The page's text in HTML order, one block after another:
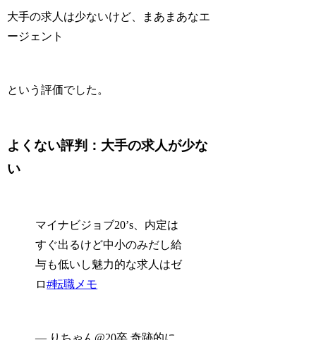
大手の求人は少ないけど、まあまあなエ
ージェント
という評価でした。
よくない評判：大手の求人が少な
い
マイナビジョブ20’s、内定は
すぐ出るけど中小のみだし給
与も低いし魅力的な求人はゼ
ロ#転職メモ